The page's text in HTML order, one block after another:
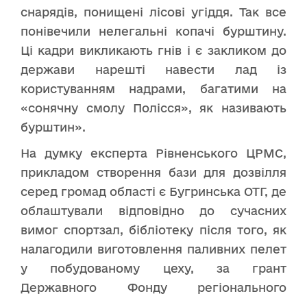
снарядів, понищені лісові угіддя. Так все
понівечили нелегальні копачі бурштину.
Ці кадри викликають гнів і є закликом до
держави нарешті навести лад із
користуванням надрами, багатими на
«сонячну смолу Полісся», як називають
бурштин».
На думку експерта Рівненського ЦРМС,
прикладом створення бази для дозвілля
серед громад області є Бугринська ОТГ, де
облаштували відповідно до сучасних
вимог спортзал, бібліотеку після того, як
налагодили виготовлення паливних пелет
у побудованому цеху, за грант
Державного Фонду регіонального